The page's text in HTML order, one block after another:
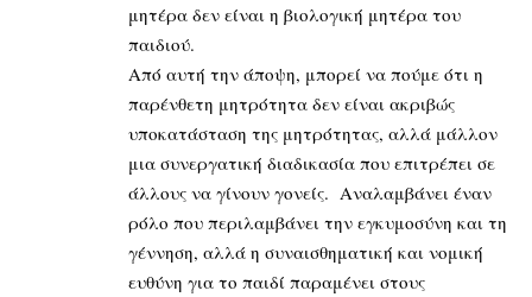
μητέρα δεν είναι η βιολογική μητέρα του
παιδιού.
Από αυτή την άποψη, μπορεί να πούμε ότι η
παρένθετη μητρότητα δεν είναι ακριβώς
υποκατάσταση της μητρότητας, αλλά μάλλον
μια συνεργατική διαδικασία που επιτρέπει σε
άλλους να γίνουν γονείς. Αναλαμβάνει έναν
ρόλο που περιλαμβάνει την εγκυμοσύνη και τη
γέννηση, αλλά η συναισθηματική και νομική
ευθύνη για το παιδί παραμένει στους